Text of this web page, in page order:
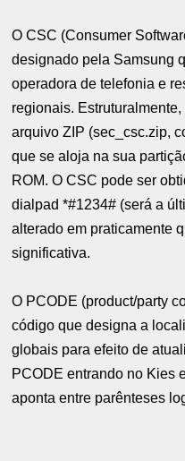
O CSC (Consumer
designado pela Samsung
operadora de telefonia e
regionais.
arquivo ZIP (sec_csc.zip,
que se aloja na sua
ROM. O CSC pode ser
dialpad *#1234# (será a
alterado em praticamente
significativa.
O PCODE (product/party
código que designa a
globais para efeito de
PCODE entrando no Kies
aponta entre parênteses